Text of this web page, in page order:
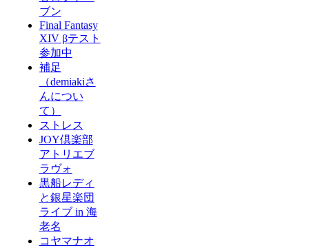
ブン
Final Fantasy
XIV βテスト
参加中
補足
（demiakiさ
んについ
て）
ストレス
JOY倶楽部
アトリエブ
ラヴォ
黒船レディ
と銀星楽団
ライブ in 海
老名
コヤマナオ